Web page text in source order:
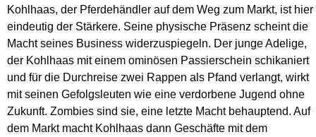
Kohlhaas, der Pferdehändler auf dem Weg zum Markt, ist hier
eindeutig der Stärkere. Seine physische Präsenz scheint die
Macht seines Business widerzuspiegeln. Der junge Adelige,
der Kohlhaas mit einem ominösen Passierschein schikaniert
und für die Durchreise zwei Rappen als Pfand verlangt, wirkt
mit seinen Gefolgsleuten wie eine verdorbene Jugend ohne
Zukunft. Zombies sind sie, eine letzte Macht behauptend. Auf
dem Markt macht Kohlhaas dann Geschäfte mit dem